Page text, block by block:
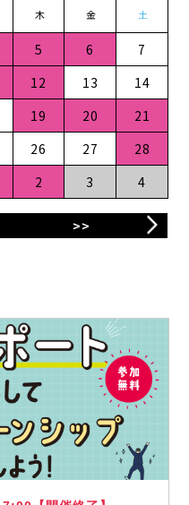
>>
木 金 土
5 6
7
12 13
14
19 20
21
26 27
28
2 3 4